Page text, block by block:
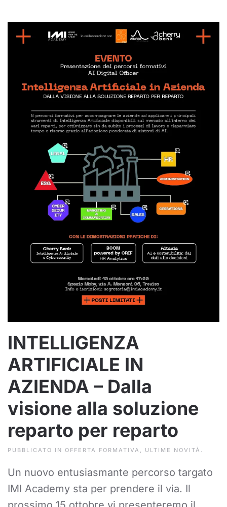
INTELLIGENZA
ARTIFICIALE IN
AZIENDA – Dalla
visione alla soluzione
reparto per reparto
PUBBLICATO IN OFFERTA FORMATIVA , ULTIME NOVITÀ .
Un nuovo entusiasmante percorso targato
IMI Academy sta per prendere il via. Il